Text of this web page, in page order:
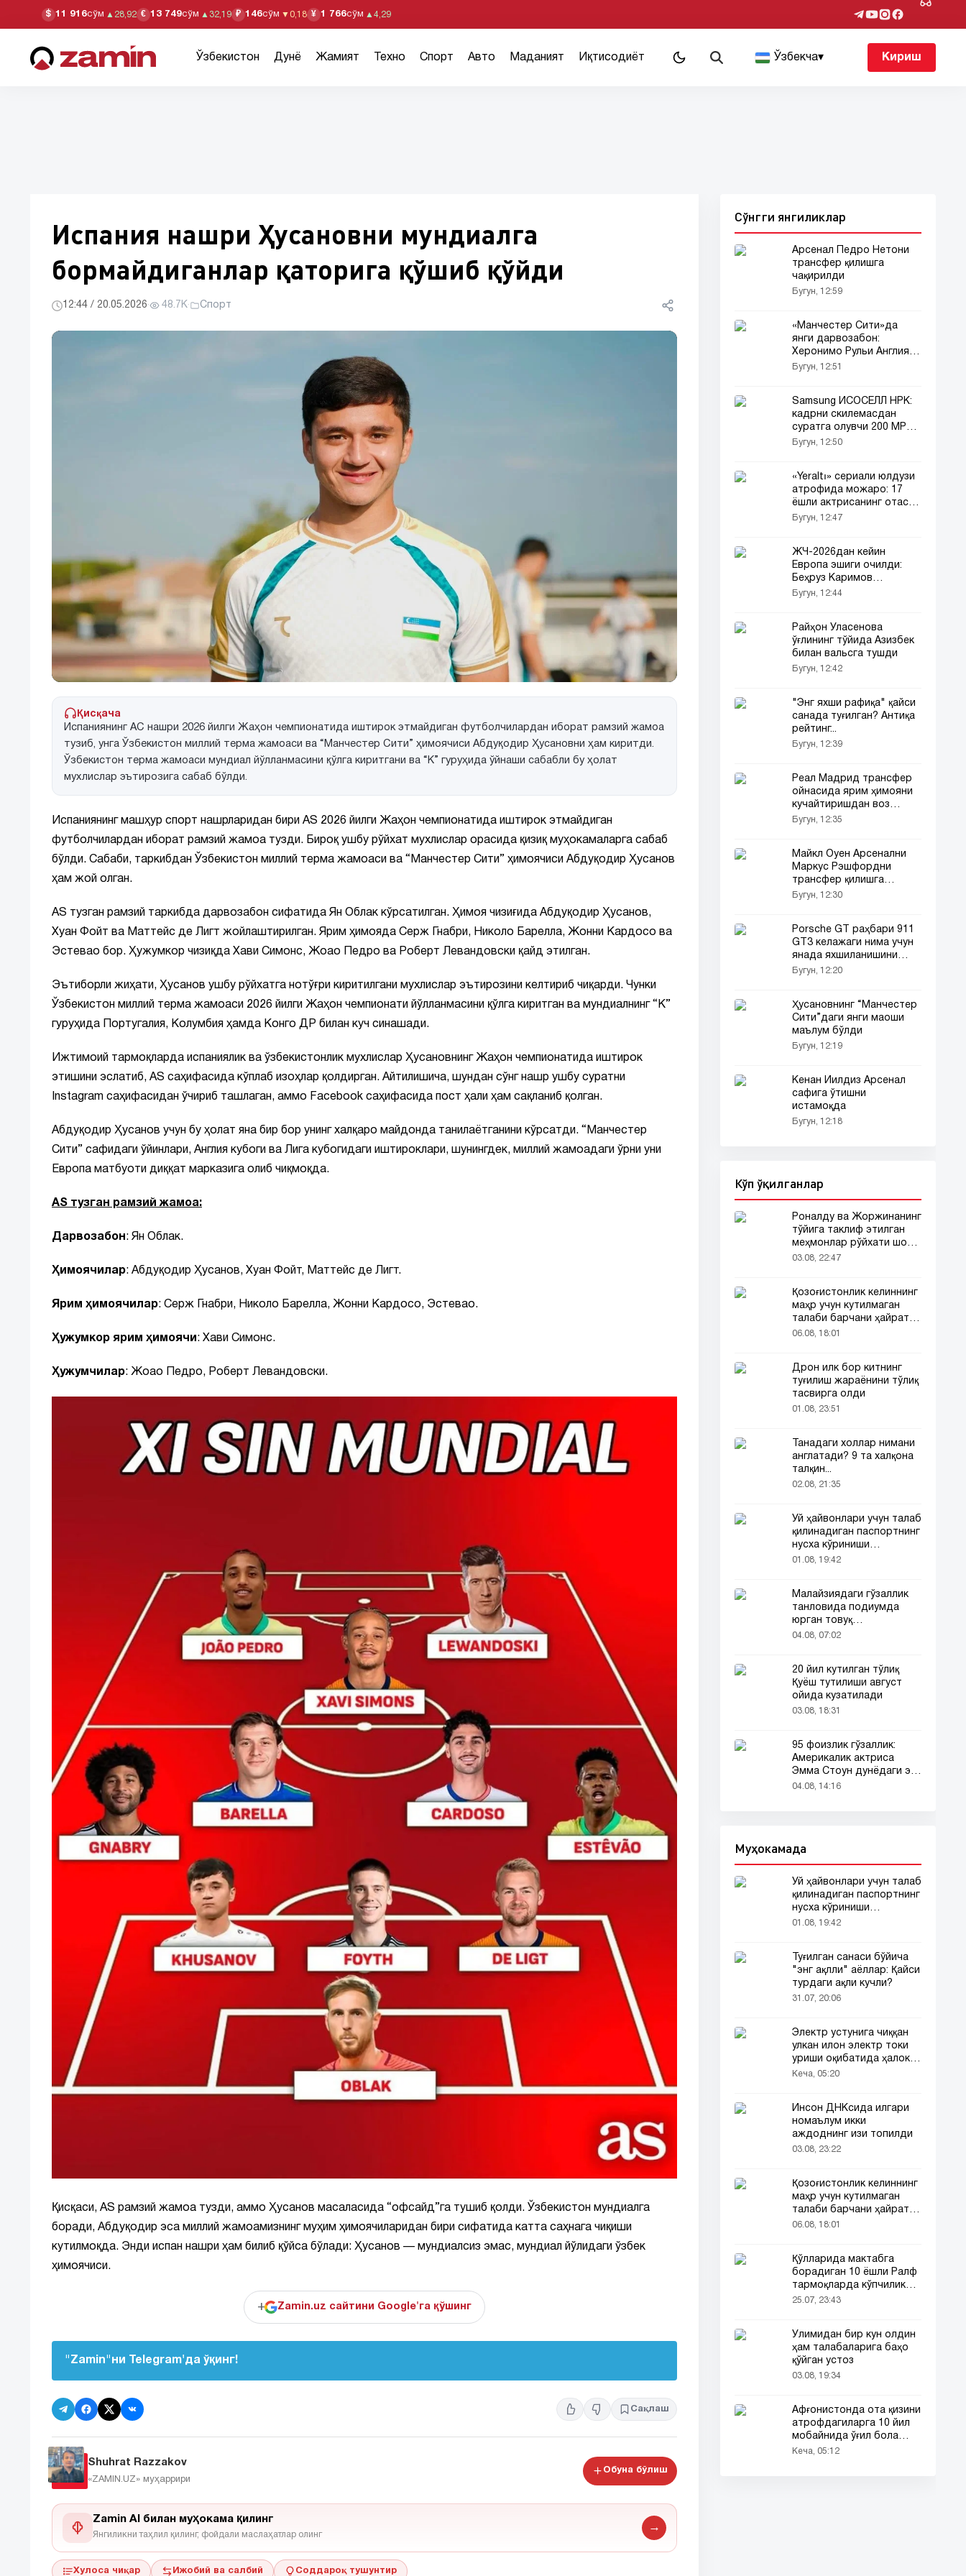
$ 11 916сўм ▲ 28,92 € 13 749сўм ▲ 32,19 ₽ 146сўм ▼ 0,18 ¥ 1 766сўм ▲ 4,29
Ўзбекистон Дунё Жамият Техно Спорт Авто Маданият Иқтисодиёт Ўзбекча▾ Кириш
Испания нашри Ҳусановни мундиалга
бормайдиганлар қаторига қўшиб қўйди
12:44 / 20.05.2026· 48.7K· Спорт
Қисқача
Испаниянинг АС нашри 2026 йилги Жаҳон чемпионатида иштирок этмайдиган футболчилардан иборат рамзий жамоа
тузиб, унга Ўзбекистон миллий терма жамоаси ва “Манчестер Сити” ҳимоячиси Абдуқодир Ҳусановни ҳам киритди.
Ўзбекистон терма жамоаси мундиал йўлланмасини қўлга киритгани ва “К” гуруҳида ўйнаши сабабли бу ҳолат
мухлислар эътирозига сабаб бўлди.
Испаниянинг машҳур спорт нашрларидан бири AS 2026 йилги Жаҳон чемпионатида иштирок этмайдиган
футболчилардан иборат рамзий жамоа тузди. Бироқ ушбу рўйхат мухлислар орасида қизиқ муҳокамаларга сабаб
бўлди. Сабаби, таркибдан Ўзбекистон миллий терма жамоаси ва “Манчестер Сити” ҳимоячиси Абдуқодир Ҳусанов
ҳам жой олган.
AS тузган рамзий таркибда дарвозабон сифатида Ян Облак кўрсатилган. Ҳимоя чизиғида Абдуқодир Ҳусанов,
Хуан Фойт ва Маттейс де Лигт жойлаштирилган. Ярим ҳимояда Серж Гнабри, Николо Барелла, Жонни Кардосо ва
Эстевао бор. Ҳужумкор чизиқда Хави Симонс, Жоао Педро ва Роберт Левандовски қайд этилган.
Эътиборли жиҳати, Ҳусанов ушбу рўйхатга нотўғри киритилгани мухлислар эътирозини келтириб чиқарди. Чунки
Ўзбекистон миллий терма жамоаси 2026 йилги Жаҳон чемпионати йўлланмасини қўлга киритган ва мундиалнинг “К”
гуруҳида Португалия, Колумбия ҳамда Конго ДР билан куч синашади.
Ижтимоий тармоқларда испаниялик ва ўзбекистонлик мухлислар Ҳусановнинг Жаҳон чемпионатида иштирок
этишини эслатиб, AS саҳифасида кўплаб изоҳлар қолдирган. Айтилишича, шундан сўнг нашр ушбу суратни
Instagram саҳифасидан ўчириб ташлаган, аммо Facebook саҳифасида пост ҳали ҳам сақланиб қолган.
Абдуқодир Ҳусанов учун бу ҳолат яна бир бор унинг халқаро майдонда танилаётганини кўрсатди. “Манчестер
Сити” сафидаги ўйинлари, Англия кубоги ва Лига кубогидаги иштироклари, шунингдек, миллий жамоадаги ўрни уни
Европа матбуоти диққат марказига олиб чиқмоқда.
AS тузган рамзий жамоа:
Дарвозабон : Ян Облак.
Ҳимоячилар: Абдуқодир Ҳусанов, Хуан Фойт, Маттейс де Лигт.
Ярим ҳимоячилар: Серж Гнабри, Николо Барелла, Жонни Кардосо, Эстевао.
Ҳужумкор ярим ҳимоячи : Хави Симонс.
Ҳужумчилар: Жоао Педро, Роберт Левандовски.
Қисқаси, AS рамзий жамоа тузди, аммо Ҳусанов масаласида “офсайд”га тушиб қолди. Ўзбекистон мундиалга
боради, Абдуқодир эса миллий жамоамизнинг муҳим ҳимоячиларидан бири сифатида катта саҳнага чиқиши
кутилмоқда. Энди испан нашри ҳам билиб қўйса бўлади: Ҳусанов — мундиалсиз эмас, мундиал йўлидаги ўзбек
ҳимоячиси.
+ Zamin.uz сайтини Google'га қўшинг
"Zamin"ни Telegram'да ўқинг!
Сақлаш
Shuhrat Razzakov
«ZAMIN.UZ» муҳаррири
Обуна бўлиш
Zamin AI билан муҳокама қилинг
Янгиликни таҳлил қилинг, фойдали маслаҳатлар олинг
→
Хулоса чиқар Ижобий ва салбий Соддароқ тушунтир
Сўнгги янгиликлар
Арсенал Педро Нетони
трансфер қилишга
чақирилди
Бугун, 12:59
«Манчестер Сити»да
янги дарвозабон:
Херонимо Рульи Англияга
йўл олмоқда
Бугун, 12:51
Samsung ИСОСEЛЛ HPК:
кадрни скилемасдан
суратга олувчи 200 MP
сенсор
Бугун, 12:50
«Yeraltı» сериали юлдузи
атрофида можаро: 17
ёшли актрисанинг отаси
шикоят қилди
Бугун, 12:47
ЖЧ-2026дан кейин
Европа эшиги очилди:
Беҳруз Каримов
«Лугано»га ўтди!
Бугун, 12:44
Райҳон Уласенова
ўғлининг тўйида Азизбек
билан вальсга тушди
Бугун, 12:42
"Энг яхши рафиқа" қайси
санада туғилган? Антиқа
рейтинг...
Бугун, 12:39
Реал Мадрид трансфер
ойнасида ярим ҳимояни
кучайтиришдан воз
кечди
Бугун, 12:35
Майкл Оуен Арсенални
Маркус Рэшфордни
трансфер қилишга
чақирди
Бугун, 12:30
Porsche GT раҳбари 911
GT3 келажаги нима учун
янада яхшиланишини
айтди
Бугун, 12:20
Ҳусановнинг “Манчестер
Сити”даги янги маоши
маълум бўлди
Бугун, 12:19
Кенан Йилдиз Арсенал
сафига ўтишни
истамоқда
Бугун, 12:18
Кўп ўқилганлар
Роналду ва Жоржинанинг
тўйига таклиф этилган
меҳмонлар рўйхати шов-
шувда
03.08, 22:47
Қозоғистонлик келиннинг
маҳр учун кутилмаган
талаби барчани ҳайратга
солди
06.08, 18:01
Дрон илк бор китнинг
туғилиш жараёнини тўлиқ
тасвирга олди
01.08, 23:51
Танадаги холлар нимани
англатади? 9 та халқона
талқин...
02.08, 21:35
Уй ҳайвонлари учун талаб
қилинадиган паспортнинг
нусха кўриниши
тармоқларда тарқалди
01.08, 19:42
Малайзиядаги гўзаллик
танловида подиумда
юрган товуқ
томошабинлар
04.08, 07:02
20 йил кутилган тўлиқ
Қуёш тутилиши август
ойида кузатилади
03.08, 18:31
95 фоизлик гўзаллик:
Америкалик актриса
Эмма Стоун дунёдаги энг
гўзал аёл деб топилди!
04.08, 14:16
Муҳокамада
Уй ҳайвонлари учун талаб
қилинадиган паспортнинг
нусха кўриниши
тармоқларда тарқалди
01.08, 19:42
Туғилган санаси бўйича
"энг ақлли" аёллар: Қайси
турдаги ақли кучли?
31.07, 20:06
Электр устунига чиққан
улкан илон электр токи
уриши оқибатида ҳалок
бўлди
Кеча, 05:20
Инсон ДНКсида илгари
номаълум икки
аждоднинг изи топилди
03.08, 23:22
Қозоғистонлик келиннинг
маҳр учун кутилмаган
талаби барчани ҳайратга
солди
06.08, 18:01
Қўлларида мактабга
борадиган 10 ёшли Ралф
тармоқларда кўпчиликни
таъсирлантирди
25.07, 23:43
Ўлимидан бир кун олдин
ҳам талабаларига баҳо
қўйган устоз
03.08, 19:34
Афғонистонда ота қизини
атрофдагиларга 10 йил
мобайнида ўғил бола
сифатида таништирди
Кеча, 05:12